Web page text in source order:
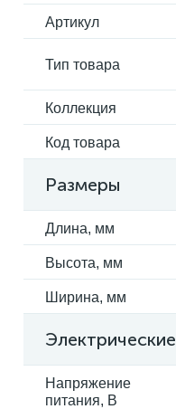
Артикул
Тип товара
Коллекция
Код товара
Размеры
Длина, мм
Высота, мм
Ширина, мм
Электрические
Напряжение
питания, В